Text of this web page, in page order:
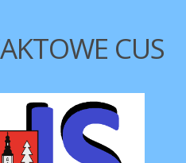
CUS